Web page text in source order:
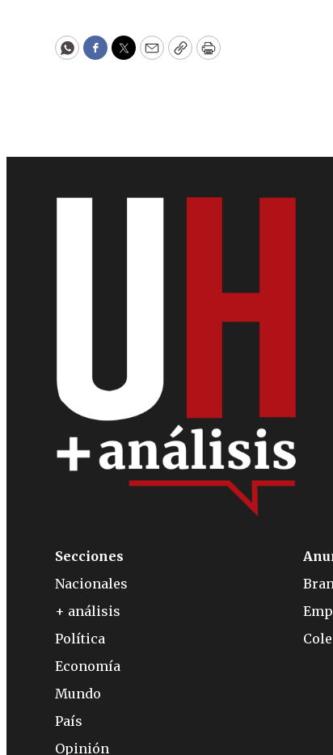
WhatsApp
Facebook
Twitter
EmailCopyPrint
Secciones
Nacionales
+ análisis
Política
Economía
Mundo
País
Opinión